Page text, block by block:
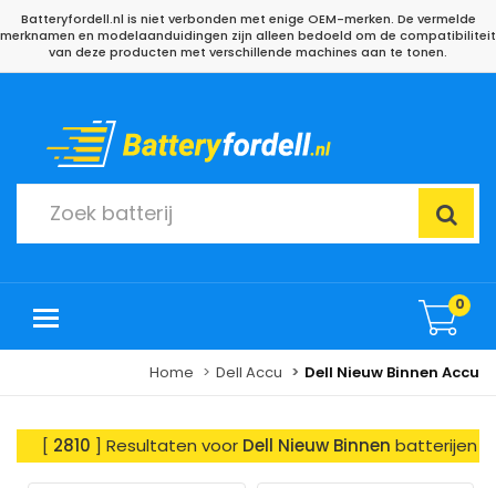
Batteryfordell.nl is niet verbonden met enige OEM-merken. De vermelde
merknamen en modelaanduidingen zijn alleen bedoeld om de compatibiliteit
van deze producten met verschillende machines aan te tonen.
0
Home Dell Accu Dell Nieuw Binnen Accu
[ 2810 ] Resultaten voor Dell Nieuw Binnen batterijen